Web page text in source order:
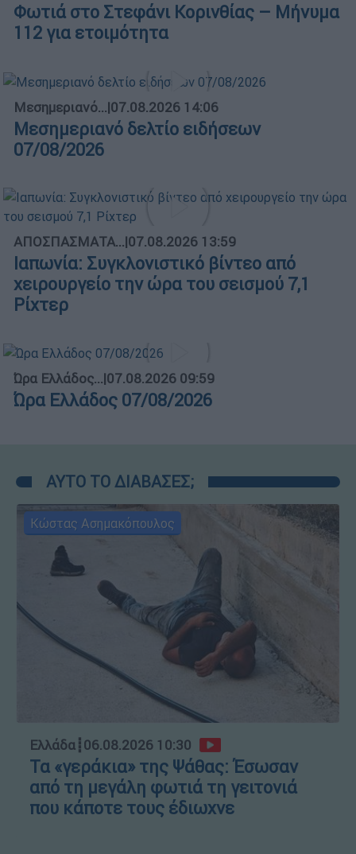
Φωτιά στο Στεφάνι Κορινθίας – Μήνυμα
112 για ετοιμότητα
Μεσημεριανό...|07.08.2026 14:06
Μεσημεριανό δελτίο ειδήσεων
07/08/2026
ΑΠΟΣΠΑΣΜΑΤΑ...|07.08.2026 13:59
Ιαπωνία: Συγκλονιστικό βίντεο από
χειρουργείο την ώρα του σεισμού 7,1
Ρίχτερ
Ώρα Ελλάδος...|07.08.2026 09:59
Ώρα Ελλάδος 07/08/2026
ΑΥΤΟ ΤΟ ΔΙΑΒΑΣΕΣ;
Κώστας Ασημακόπουλος
Ελλάδα┋06.08.2026 10:30
Τα «γεράκια» της Ψάθας: Έσωσαν
από τη μεγάλη φωτιά τη γειτονιά
που κάποτε τους έδιωχνε